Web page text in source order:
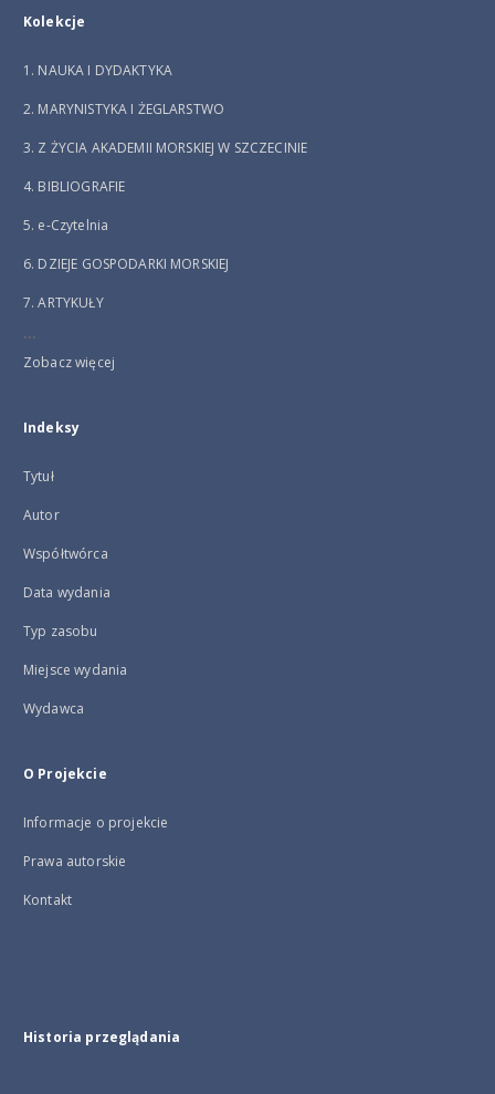
Kolekcje
1. NAUKA I DYDAKTYKA
2. MARYNISTYKA I ŻEGLARSTWO
3. Z ŻYCIA AKADEMII MORSKIEJ W SZCZECINIE
4. BIBLIOGRAFIE
5. e-Czytelnia
6. DZIEJE GOSPODARKI MORSKIEJ
7. ARTYKUŁY
...
Zobacz więcej
Indeksy
Tytuł
Autor
Współtwórca
Data wydania
Typ zasobu
Miejsce wydania
Wydawca
O Projekcie
Informacje o projekcie
Prawa autorskie
Kontakt
Historia przeglądania